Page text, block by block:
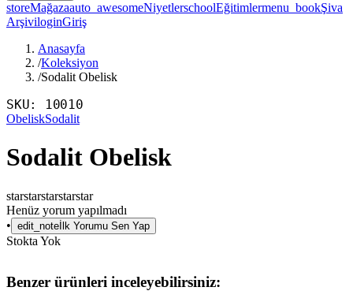
storeMağazaauto_awesomeNiyetlerschoolEğitimlermenu_bookŞiva
ArşiviloginGiriş
Anasayfa
/Koleksiyon
/Sodalit Obelisk
SKU: 10010
ObeliskSodalit
Sodalit Obelisk
starstarstarstarstar
Henüz yorum yapılmadı
• edit_note İlk Yorumu Sen Yap
Stokta Yok
Benzer ürünleri inceleyebilirsiniz: